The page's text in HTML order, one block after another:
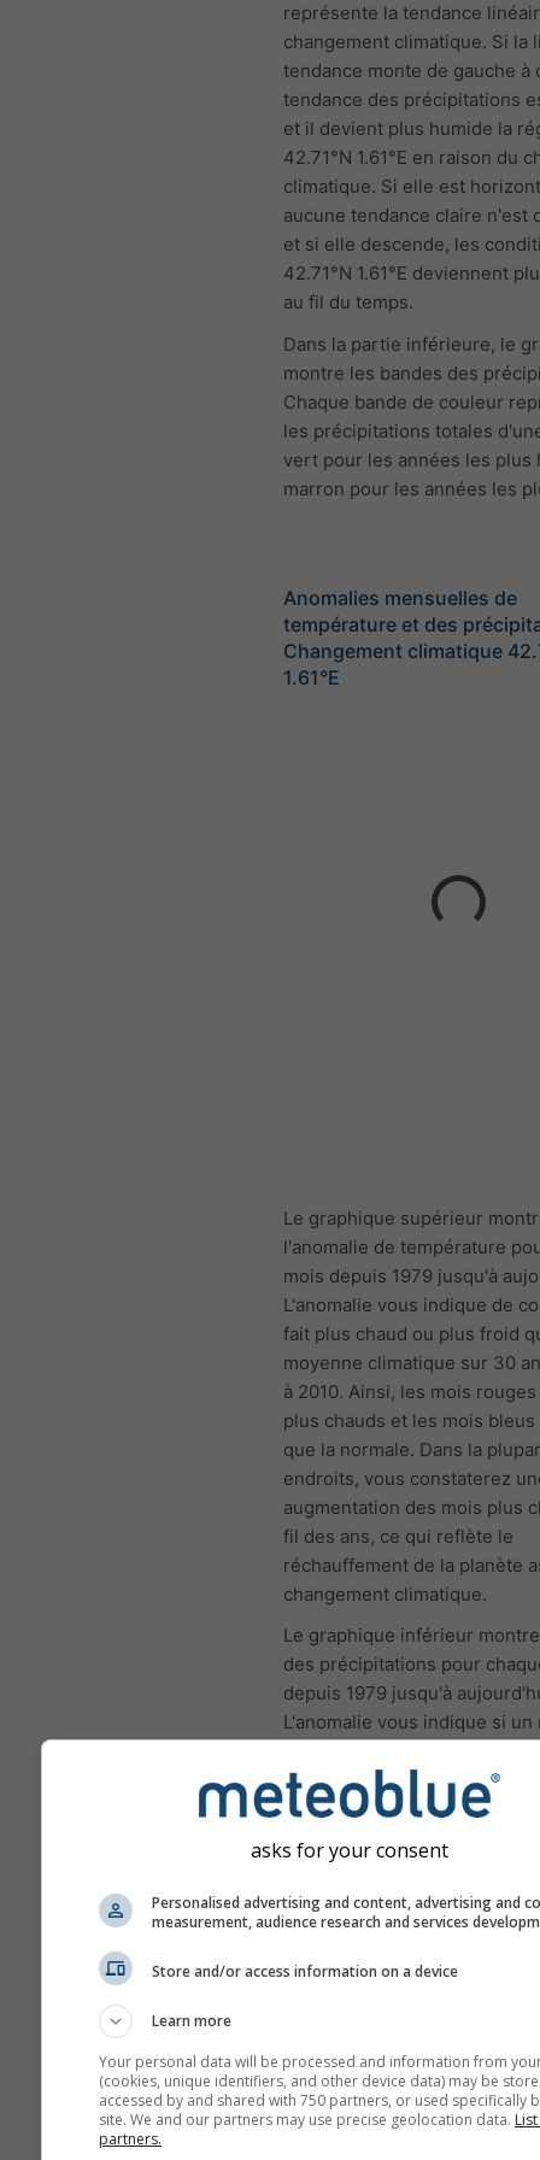
représente la tendance
changement climatique. Si la
tendance monte de gauche à
tendance des précipitations
et il devient plus humide la
42.71°N 1.61°E en raison du
climatique. Si elle est
aucune tendance claire n'est
et si elle descende, les
42.71°N 1.61°E deviennent
au fil du temps.
Dans la partie inférieure, le
montre les bandes des
Chaque bande de couleur
les précipitations totales
vert pour les années les plus
marron pour les années les
Anomalies mensuelles de
température et des
Changement climatique
1.61°E
Le graphique supérieur
l'anomalie de température
mois depuis 1979 jusqu'à
L'anomalie vous indique de
fait plus chaud ou plus froid
moyenne climatique sur 30
à 2010. Ainsi, les mois
plus chauds et les mois
que la normale. Dans la
endroits, vous constaterez
augmentation des mois plus
fil des ans, ce qui reflète le
réchauffement de la planète
changement climatique.
Le graphique inférieur
des précipitations pour
depuis 1979 jusqu'à
L'anomalie vous indique si un
que la moyenne climatique
de 1980 à 2010. Ainsi, les
été plus humides et les mois
été plus secs que la normale.
Changement climatique -
Mois
Jan Feb Mar
asks for your consent
Personalised advertising and content, advertising and
measurement, audience research and services
Store and/or access information on a device
Learn more
Your personal data will be processed and information from
(cookies, unique identifiers, and other device data) may be
accessed by and shared with 750 partners, or used specifically
site. We and our partners may use precise geolocation data.
partners.